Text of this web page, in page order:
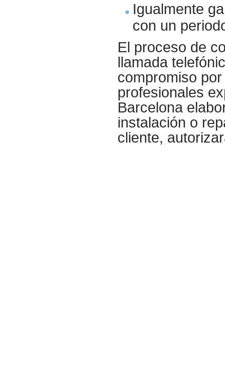
Igualmente
con un
El proceso de
llamada
compromiso
profesionales
Barcelona
instalación o
cliente,